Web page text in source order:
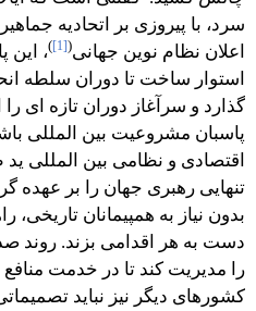
سرد، با پیروزی بر اتحادیه
اعلان نظام نوین جهانی(
[1]
)، این
استوار ساخت تا دوران سلطه
گذارد و سرآغاز دوران تازه ای را
پاسبان مشروعیت بین المللی
اقتصادی و نظامی بین المللی
تنهایی رهبری جهان را بر عهده
بدون نیاز به همپیمانان تاریخی،
دست به هر اقدامی بزند. روند
را مدیریت کند تا در خدمت
کشورهای دیگر نیز نباید